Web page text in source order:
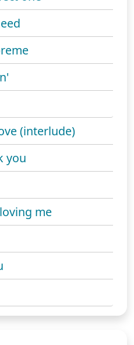
(interlude)
you
me